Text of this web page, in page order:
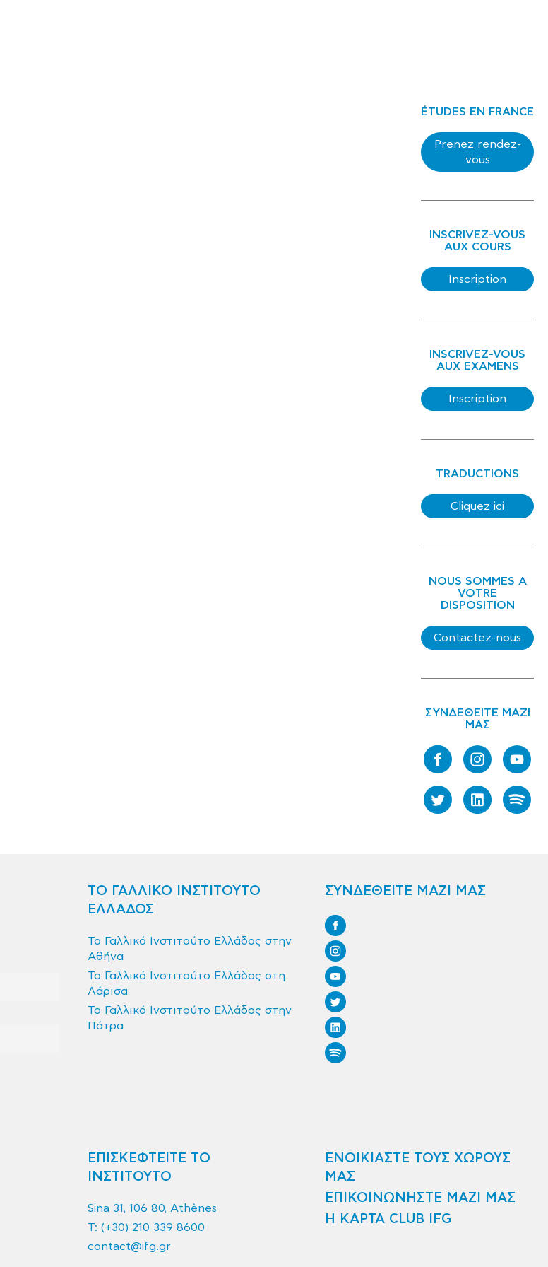
ÉTUDES EN FRANCE
Prenez rendez-
vous
INSCRIVEZ-VOUS
AUX COURS
Inscription
INSCRIVEZ-VOUS
AUX EXAMENS
Inscription
TRADUCTIONS
Cliquez ici
NOUS SOMMES A
VOTRE
DISPOSITION
Contactez-nous
ΣΥΝΔΕΘΕΙΤΕ ΜΑΖΙ
ΜΑΣ
ΤΟ ΓΑΛΛΙΚΟ ΙΝΣΤΙΤΟΥΤΟ
ΕΛΛΑΔΟΣ
Το Γαλλικό Ινστιτούτο Ελλάδος στην
Αθήνα
Το Γαλλικό Ινστιτούτο Ελλάδος στη
Λάρισα
Το Γαλλικό Ινστιτούτο Ελλάδος στην
Πάτρα
ΣΥΝΔΕΘΕΙΤΕ ΜΑΖΙ ΜΑΣ
ΕΠΙΣΚΕΦΤΕΙΤΕ ΤΟ
ΙΝΣΤΙΤΟΥΤΟ
Sina 31, 106 80, Athènes
T: (+30) 210 339 8600
contact@ifg.gr
ΕΝΟΙΚΙΑΣΤΕ ΤΟΥΣ ΧΩΡΟΥΣ
ΜΑΣ
ΕΠΙΚΟΙΝΩΝΗΣΤΕ ΜΑΖΙ ΜΑΣ
Η ΚΑΡΤΑ CLUB IFG